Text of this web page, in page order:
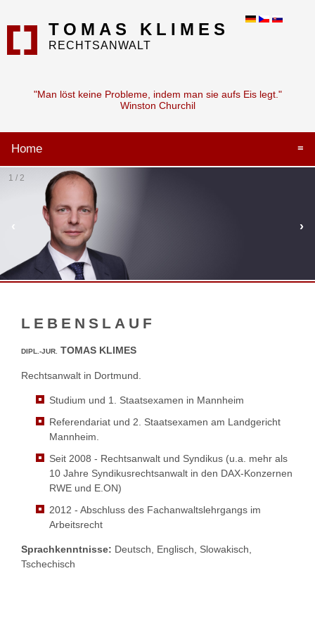
TOMAS KLIMES
RECHTSANWALT
"Man löst keine Probleme, indem man sie aufs Eis legt."
Winston Churchil
Home ≡
1 / 2
‹ ›
LEBENSLAUF
DIPL.-JUR. TOMAS KLIMES
Rechtsanwalt in Dortmund.
Studium und 1. Staatsexamen in Mannheim
Referendariat und 2. Staatsexamen am Landgericht
Mannheim.
Seit 2008 - Rechtsanwalt und Syndikus (u.a. mehr als
10 Jahre Syndikusrechtsanwalt in den DAX-Konzernen
RWE und E.ON)
2012 - Abschluss des Fachanwaltslehrgangs im
Arbeitsrecht
Sprachkenntnisse: Deutsch, Englisch, Slowakisch,
Tschechisch